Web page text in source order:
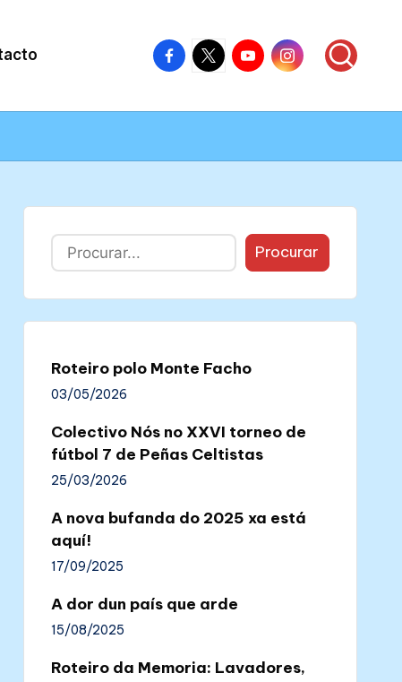
Facebook
–
Nós
X
–
Nós
Youtube
–
Nós
Instagram
–
Nós
Buscar Procurar
Roteiro polo Monte Facho
03/05/2026
Colectivo Nós no XXVI torneo de
fútbol 7 de Peñas Celtistas
25/03/2026
A nova bufanda do 2025 xa está
aquí!
17/09/2025
A dor dun país que arde
15/08/2025
Roteiro da Memoria: Lavadores,